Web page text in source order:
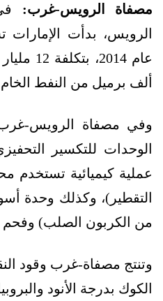
مصفاة الرويس-غرب:
الرويس، بدأت
ألف برميل من النفط الخام
وفي مصفاة الرويس-
الوحدات للتكسير
عملية كيميائية تستخدم
التقطير)، وكذلك وحدة
من الكربون الصلب) وفحم
وتنتج مصفاة-غرب وقود
الكوك بدرجة الأنود